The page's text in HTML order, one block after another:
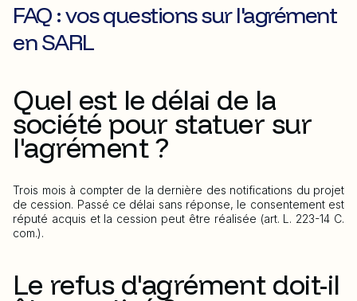
FAQ : vos questions sur l'agrément
en SARL
Quel est le délai de la
société pour statuer sur
l'agrément ?
Trois mois à compter de la dernière des notifications du projet
de cession. Passé ce délai sans réponse, le consentement est
réputé acquis et la cession peut être réalisée (art. L. 223-14 C.
com.).
Le refus d'agrément doit-il